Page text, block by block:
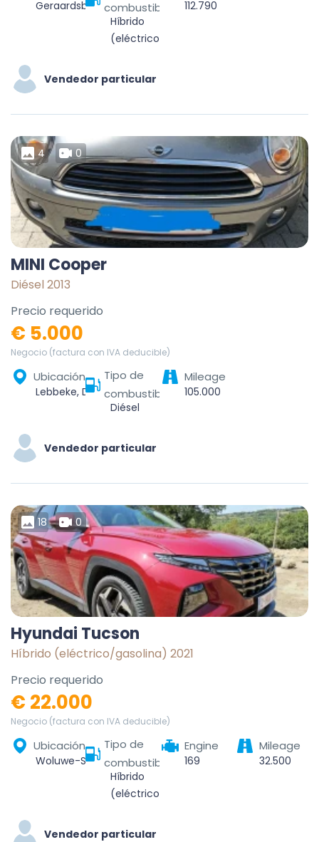
Geraardsbergen, Aalst, Oost-Vlaanderen, Vlaanderen, België combustible
Híbrido
(eléctrico/gasolina)
112.790
Vendedor particular
4 0
MINI Cooper
Diésel 2013
Precio requerido
€ 5.000
Negocio (factura con IVA deducible)
Ubicación
Lebbeke, Dendermonde, Oost-Vlaanderen, Vlaanderen, 9280, België
Tipo de
combustible
Diésel
Mileage
105.000
Vendedor particular
18 0
Hyundai Tucson
Híbrido (eléctrico/gasolina) 2021
Precio requerido
€ 22.000
Negocio (factura con IVA deducible)
Ubicación
Woluwe-Saint-Pierre, Bruxelles-Capitale, 1150, Belgique
Tipo de
combustible
Híbrido
(eléctrico/gasolina)
Engine
169
Mileage
32.500
Vendedor particular